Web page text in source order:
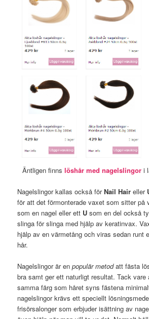
Äntligen finns löshår med nagelslingor i
Nagelslingor kallas också förNail Hair eller
för att det förmonterade vaxet som sitter på
som en nagel eller ett U som en del också
slinga för slinga med hjälp av keratinvax.
hjälp av en värmetång och viras sedan runt
hår.
Nagelslingor är enpopulär metodatt fästa
bra samt ger ett naturligt resultat. Tack
samma färg som håret syns fästena
nagelslingor krävs ett speciellt
frisörsalonger som erbjuder isättning av